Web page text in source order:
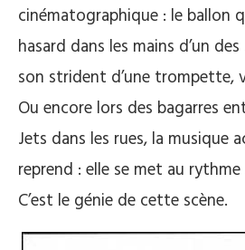
cinématographique : le ballon
hasard dans les mains d’un
son strident d’une trompette,
Ou encore lors des bagarres
Jets dans les rues, la musique
reprend : elle se met au
C’est le génie de cette scène.